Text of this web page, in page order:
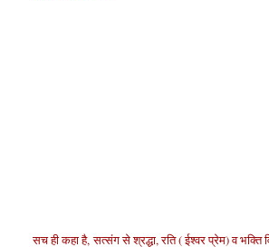
सच ही कहा है,सत्संग से श्रद्धा, रति ( ईश्वर प्रेम) व